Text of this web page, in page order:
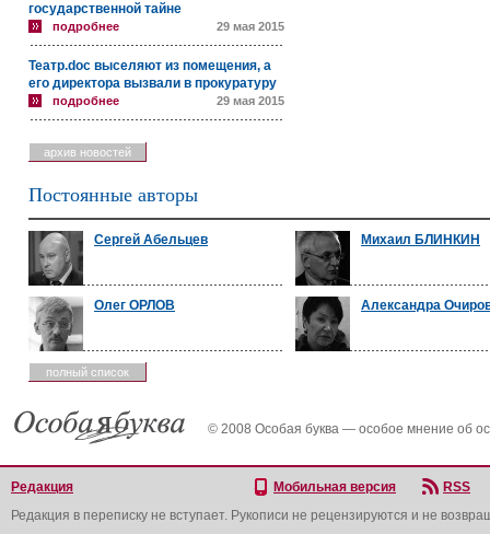
государственной тайне
подробнее 29 мая 2015
Театр.doc выселяют из помещения, а
его директора вызвали в прокуратуру
подробнее 29 мая 2015
архив новостей
Постоянные авторы
Сергей Абельцев Михаил БЛИНКИН
Олег ОРЛОВ Александра
полный список
© 2008 Особая буква — особое мнение об
Редакция Мобильная версия
RSS
Редакция в переписку не вступает. Рукописи не рецензируются и не